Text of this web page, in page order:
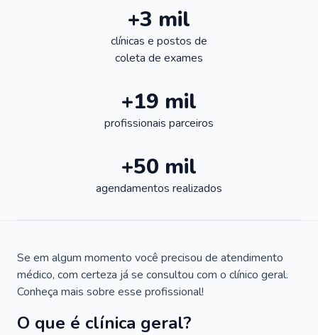
+3 mil
clínicas e postos de
coleta de exames
+19 mil
profissionais parceiros
+50 mil
agendamentos realizados
Se em algum momento você precisou de atendimento
médico, com certeza já se consultou com o clínico geral.
Conheça mais sobre esse profissional!
O que é clínica geral?